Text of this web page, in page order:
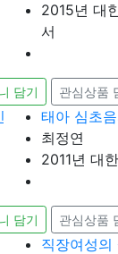
2015년 대
서
담기 관심상품
태아 심초
최정연
2011년 대
담기 관심상품
직장여성의